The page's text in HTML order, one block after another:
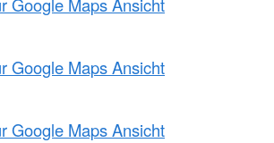
Google Maps Ansicht
Google Maps Ansicht
Google Maps Ansicht